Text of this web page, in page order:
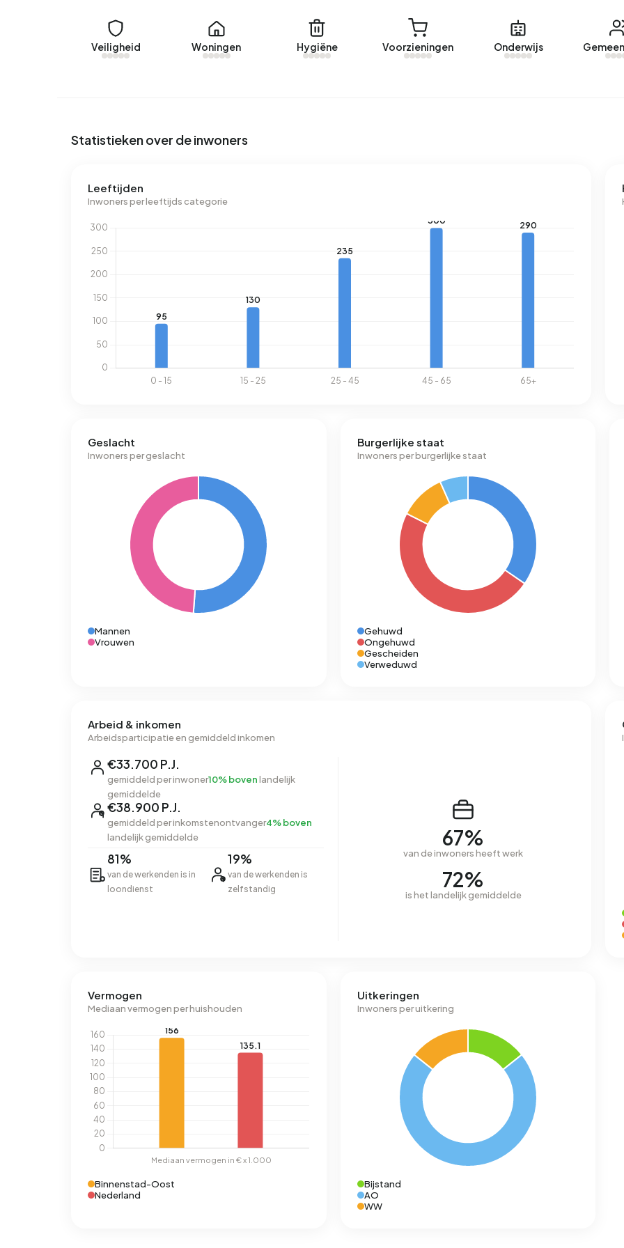
De gemiddelde vraagprijs voor een koopwoning in Binnenstad-Oost was afgelopen jaar €475.095. Dit is
38% hoger dan de gemiddelde WOZ-waarde van €345.000. De gemiddelde vraagprijs per m² perceel is
€4.399.
aangeboden door www.woninghuren.nl. Het afgelopen jaar zijn er 8 woningen verhuurd in Binnenstad-Oost.
Een aanbod werd gemiddeld in 24 dagen verhuurd.
Per m² perceeloppervlak is dat €16 per maand.
Energie
In Binnenstad-Oost zijn er 662 adressen met een geregistreerd energielabel. De meest voorkomende
labels zijn G (27%), B (16%) en A (12%). Gemiddeld verbruikt een adres in Binnenstad-Oost 2.690 kWh aan
aardgasverbruik ligt met 1.290 m³ per jaar 1% boven het landelijke gemiddelde van 1.280 m³.
Veiligheid Woningen Hygiëne Voorzieningen Onderwijs
Statistieken over de inwoners
Leeftijden
Inwoners per leeftijds categorie
Geslacht
Inwoners per geslacht
Mannen
Vrouwen
Burgerlijke staat
Inwoners per burgerlijke staat
Gehuwd
Ongehuwd
Gescheiden
Verweduwd
Arbeid & inkomen
Arbeidsparticipatie en gemiddeld inkomen
€33.700 P.J.
gemiddeld per inwoner10% bovenlandelijk
gemiddelde
€38.900 P.J.
gemiddeld per inkomstenontvanger4% boven
landelijk gemiddelde
81%
van de werkenden is in
loondienst
19%
van de werkenden is
zelfstandig
67%
van de inwoners heeft werk
72%
is het landelijk gemiddelde
Vermogen
Mediaan vermogen per huishouden
Binnenstad-Oost
Nederland
Uitkeringen
Inwoners per uitkering
Bijstand
AO
WW